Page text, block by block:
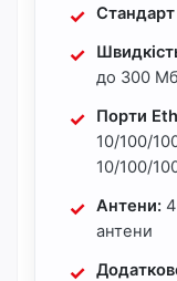
до 300
Порти
10/100/
10/100/
Антени:
антени